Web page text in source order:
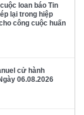
loan báo Tin
lại trong hiệp
công cuộc huấn
cử hành
06.08.2026